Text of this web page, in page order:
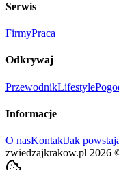
Serwis
FirmyPraca
Odkrywaj
PrzewodnikLifestyle
Informacje
O nasKontaktJak
zwiedzajkrakow.pl 2026